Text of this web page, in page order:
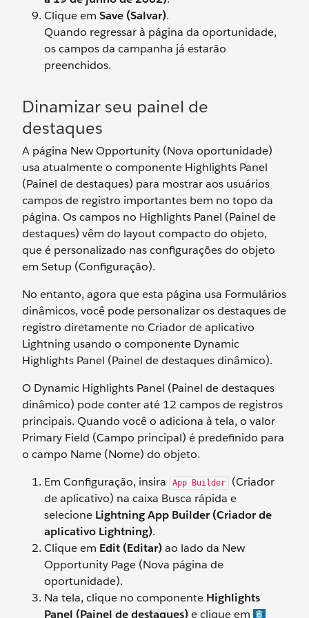
Clique em Save (Salvar).
Quando regressar à página da oportunidade,
os campos da campanha já estarão
preenchidos.
Dinamizar seu painel de
destaques
A página New Opportunity (Nova oportunidade)
usa atualmente o componente Highlights Panel
(Painel de destaques) para mostrar aos usuários
campos de registro importantes bem no topo da
página. Os campos no Highlights Panel (Painel de
destaques) vêm do layout compacto do objeto,
que é personalizado nas configurações do objeto
em Setup (Configuração).
No entanto, agora que esta página usa Formulários
dinâmicos, você pode personalizar os destaques de
registro diretamente no Criador de aplicativo
Lightning usando o componente Dynamic
Highlights Panel (Painel de destaques dinâmico).
O Dynamic Highlights Panel (Painel de destaques
dinâmico) pode conter até 12 campos de registros
principais. Quando você o adiciona à tela, o valor
Primary Field (Campo principal) é predefinido para
o campo Name (Nome) do objeto.
Em Configuração, insira
App Builder
(Criador
de aplicativo) na caixa Busca rápida e
selecione Lightning App Builder (Criador de
aplicativo Lightning).
Clique em Edit (Editar)ao lado da New
Opportunity Page (Nova página de
oportunidade).
Na tela, clique no componente Highlights
Panel (Painel de destaques)e clique em